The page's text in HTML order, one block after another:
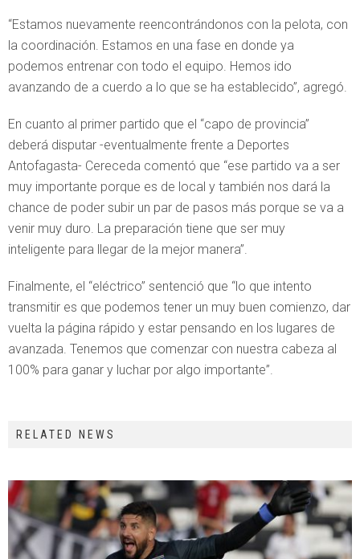
“Estamos nuevamente reencontrándonos con la pelota, con
la coordinación. Estamos en una fase en donde ya
podemos entrenar con todo el equipo. Hemos ido
avanzando de a cuerdo a lo que se ha establecido”, agregó.
En cuanto al primer partido que el “capo de provincia”
deberá disputar -eventualmente frente a Deportes
Antofagasta- Cereceda comentó que “ese partido va a ser
muy importante porque es de local y también nos dará la
chance de poder subir un par de pasos más porque se va a
venir muy duro. La preparación tiene que ser muy
inteligente para llegar de la mejor manera”.
Finalmente, el “eléctrico” sentenció que “lo que intento
transmitir es que podemos tener un muy buen comienzo, dar
vuelta la página rápido y estar pensando en los lugares de
avanzada. Tenemos que comenzar con nuestra cabeza al
100% para ganar y luchar por algo importante”.
RELATED NEWS